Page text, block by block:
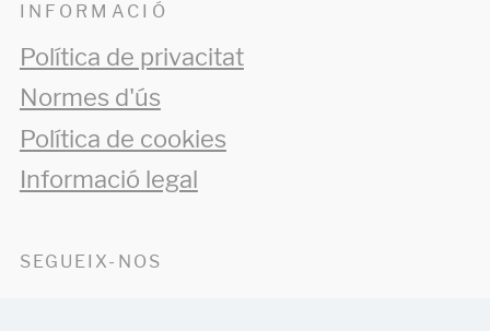
INFORMACIÓ
Política de privacitat
Normes d'ús
Política de cookies
Informació legal
SEGUEIX-NOS